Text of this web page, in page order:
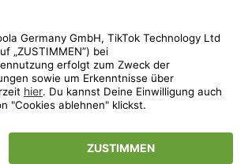
limango.nl limango.pl